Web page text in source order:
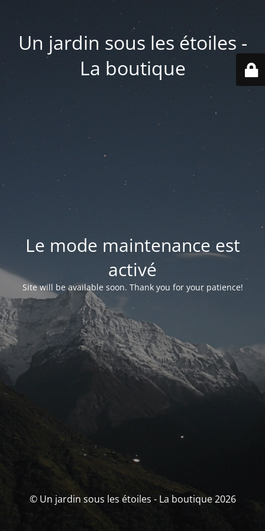
Un jardin sous les étoiles -
La boutique
Le mode maintenance est
activé
Site will be available soon. Thank you for your patience!
© Un jardin sous les étoiles - La boutique 2026